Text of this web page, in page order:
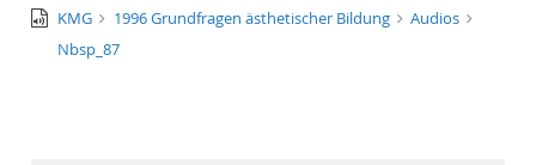
audio/x-
wav
KMG 1996 Grundfragen ästhetischer Bildung
Audios
Nbsp_87